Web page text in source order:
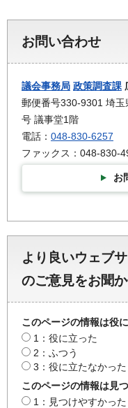
お問い合わせ
議会事務局 政策調査課
郵便番号330-9301 埼玉
号 議事堂1階
電話： 048-830-6257
ファックス：048-830-
お
より良いウェブ
のご意見をお聞
このページの情報は役
1：役に立った
2：ふつう
3：役に立たなかった
このページの情報は見
1：見つけやすかった